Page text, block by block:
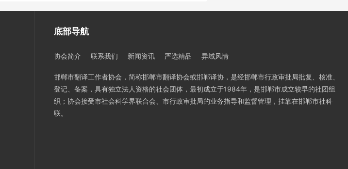
底部导航
协会简介 联系我们 新闻资讯 严选精品 异域风情
邯郸市翻译工作者协会，简称邯郸市翻译协会或邯郸译协，是经邯郸市行政审批局批复、核准、
登记、备案，具有独立法人资格的社会团体，最初成立于1984年，是邯郸市成立较早的社团组
织；协会接受市社会科学界联合会、市行政审批局的业务指导和监督管理，挂靠在邯郸市社科
联。